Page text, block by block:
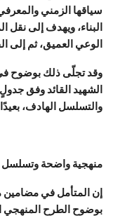
سياقها الزمني
البناء، ويهدف إلى نقل
الوعي العميق، ثم إلى
وقد تجلّى ذلك بوضوح
الشهيد القائد وفق
والتسلسل الهادف،
منهجية واضحة
إن المتأمل في
بوضوح الطرح المنهجي